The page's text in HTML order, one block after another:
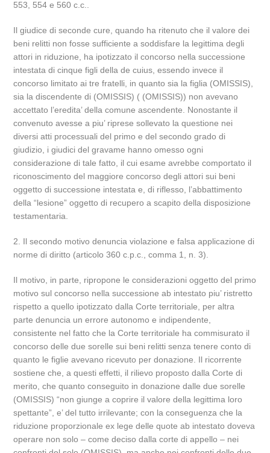
553, 554 e 560 c.c..
Il giudice di seconde cure, quando ha ritenuto che il valore dei
beni relitti non fosse sufficiente a soddisfare la legittima degli
attori in riduzione, ha ipotizzato il concorso nella successione
intestata di cinque figli della de cuius, essendo invece il
concorso limitato ai tre fratelli, in quanto sia la figlia (OMISSIS),
sia la discendente di (OMISSIS) ( (OMISSIS)) non avevano
accettato l’eredita’ della comune ascendente. Nonostante il
convenuto avesse a piu’ riprese sollevato la questione nei
diversi atti processuali del primo e del secondo grado di
giudizio, i giudici del gravame hanno omesso ogni
considerazione di tale fatto, il cui esame avrebbe comportato il
riconoscimento del maggiore concorso degli attori sui beni
oggetto di successione intestata e, di riflesso, l’abbattimento
della “lesione” oggetto di recupero a scapito della disposizione
testamentaria.
2. Il secondo motivo denuncia violazione e falsa applicazione di
norme di diritto (articolo 360 c.p.c., comma 1, n. 3).
Il motivo, in parte, ripropone le considerazioni oggetto del primo
motivo sul concorso nella successione ab intestato piu’ ristretto
rispetto a quello ipotizzato dalla Corte territoriale, per altra
parte denuncia un errore autonomo e indipendente,
consistente nel fatto che la Corte territoriale ha commisurato il
concorso delle due sorelle sui beni relitti senza tenere conto di
quanto le figlie avevano ricevuto per donazione. Il ricorrente
sostiene che, a questi effetti, il rilievo proposto dalla Corte di
merito, che quanto conseguito in donazione dalle due sorelle
(OMISSIS) “non giunge a coprire il valore della legittima loro
spettante”, e’ del tutto irrilevante; con la conseguenza che la
riduzione proporzionale ex lege delle quote ab intestato doveva
operare non solo – come deciso dalla corte di appello – nei